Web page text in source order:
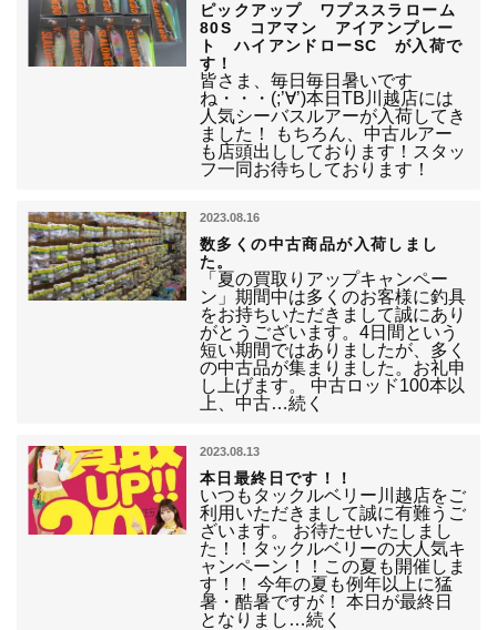
ピックアップ ワプススラローム
80S コアマン アイアンプレー
ト ハイアンドローSC が入荷で
す！
皆さま、毎日毎日暑いです
ね・・・(;’∀’)本日TB川越店には
人気シーバスルアーが入荷してき
ました！ もちろん、中古ルアー
も店頭出ししております！スタッ
フ一同お待ちしております！
2023.08.16
数多くの中古商品が入荷しまし
た。
「夏の買取りアップキャンペー
ン」期間中は多くのお客様に釣具
をお持ちいただきまして誠にあり
がとうございます。4日間という
短い期間ではありましたが、多く
の中古品が集まりました。お礼申
し上げます。 中古ロッド100本以
上、中古…続く
2023.08.13
本日最終日です！！
いつもタックルベリー川越店をご
利用いただきまして誠に有難うご
ざいます。 お待たせいたしまし
た！！タックルベリーの大人気キ
ャンペーン！！この夏も開催しま
す！！ 今年の夏も例年以上に猛
暑・酷暑ですが！ 本日が最終日
となりまし…続く